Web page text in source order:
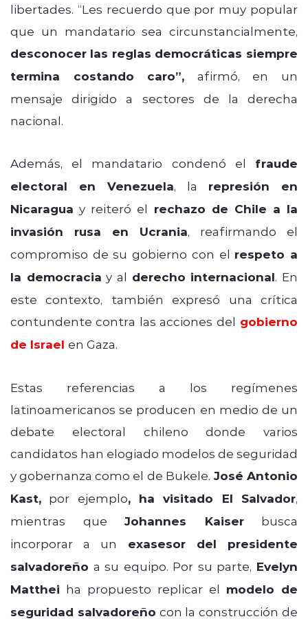
libertades. “Les recuerdo que por muy popular
que un mandatario sea circunstancialmente,
desconocer las reglas democráticas siempre
termina costando caro”, afirmó, en un
mensaje dirigido a sectores de la derecha
nacional.
Además, el mandatario condenó el fraude
electoral en Venezuela, la represión en
Nicaragua y reiteró el rechazo de Chile a la
invasión rusa en Ucrania, reafirmando el
compromiso de su gobierno con el respeto a
la democracia y al derecho internacional. En
este contexto, también expresó una crítica
contundente contra las acciones del gobierno
de Israel en Gaza.
Estas referencias a los regímenes
latinoamericanos se producen en medio de un
debate electoral chileno donde varios
candidatos han elogiado modelos de seguridad
y gobernanza como el de Bukele. José Antonio
Kast, por ejemplo, ha visitado El Salvador,
mientras que Johannes Kaiserbusca
incorporar a un
exasesor del presidente
salvadoreño a su equipo. Por su parte, Evelyn
Matthei ha propuesto replicar el modelo de
seguridad salvadoreño con la construcción de